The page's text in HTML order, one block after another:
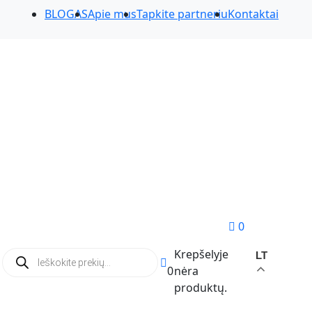
BLOGASApie musTapkite partneriuKontaktai
Products
search 0
0
Krepšelyje
nėra
produktų.
LT